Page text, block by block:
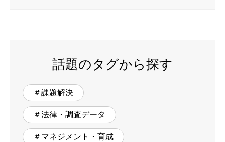
話題のタグから探す
＃課題解決
＃法律・調査データ
＃マネジメント・育成